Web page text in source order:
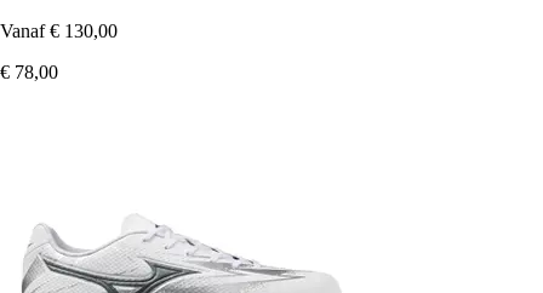
Vanaf € 130,00
€ 78,00